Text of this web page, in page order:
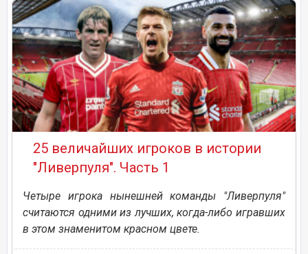
25 величайших игроков в истории
"Ливерпуля". Часть 1
Четыре игрока нынешней команды "Ливерпуля"
считаются одними из лучших, когда-либо игравших
в этом знаменитом красном цвете.